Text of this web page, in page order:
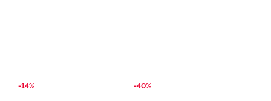
-14% -40%